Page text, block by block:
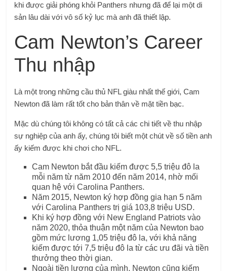
khi được giải phóng khỏi Panthers nhưng đã để lại một di
sản lâu dài với vô số kỷ lục mà anh đã thiết lập.
Cam Newton’s Career
Thu nhập
Là một trong những cầu thủ NFL giàu nhất thế giới, Cam
Newton đã làm rất tốt cho bản thân về mặt tiền bạc.
Mặc dù chúng tôi không có tất cả các chi tiết về thu nhập
sự nghiệp của anh ấy, chúng tôi biết một chút về số tiền anh
ấy kiếm được khi chơi cho NFL.
Cam Newton bắt đầu kiếm được 5,5 triệu đô la
mỗi năm từ năm 2010 đến năm 2014, nhờ mối
quan hệ với Carolina Panthers.
Năm 2015, Newton ký hợp đồng gia hạn 5 năm
với Carolina Panthers trị giá 103,8 triệu USD.
Khi ký hợp đồng với New England Patriots vào
năm 2020, thỏa thuận một năm của Newton bao
gồm mức lương 1,05 triệu đô la, với khả năng
kiếm được tới 7,5 triệu đô la từ các ưu đãi và tiền
thưởng theo thời gian.
Ngoài tiền lương của mình, Newton cũng kiếm